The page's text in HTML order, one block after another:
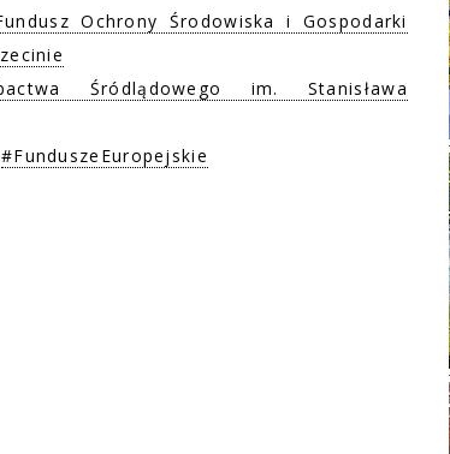
Ochrony Środowiska i Gospodarki
Śródlądowego im. Stanisława
#FunduszeEuropejskie